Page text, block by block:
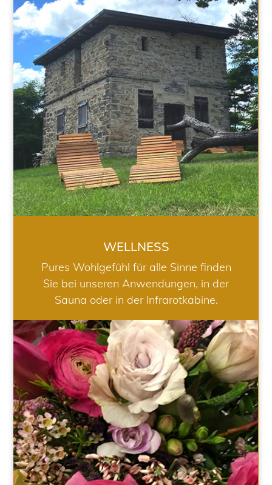
WELLNESS
WELLNESS
Pures Wohlgefühl für alle Sinne finden
Sie bei unseren Anwendungen, in der
Sauna oder in der Infrarotkabine.
HOCHZEIT